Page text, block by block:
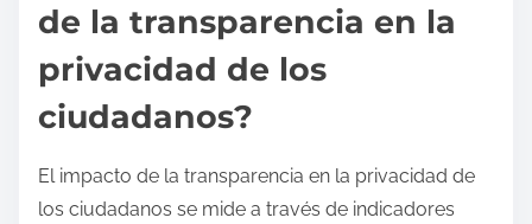
de la transparencia en la
privacidad de los
ciudadanos?
El impacto de la transparencia en la privacidad de
los ciudadanos se mide a través de indicadores